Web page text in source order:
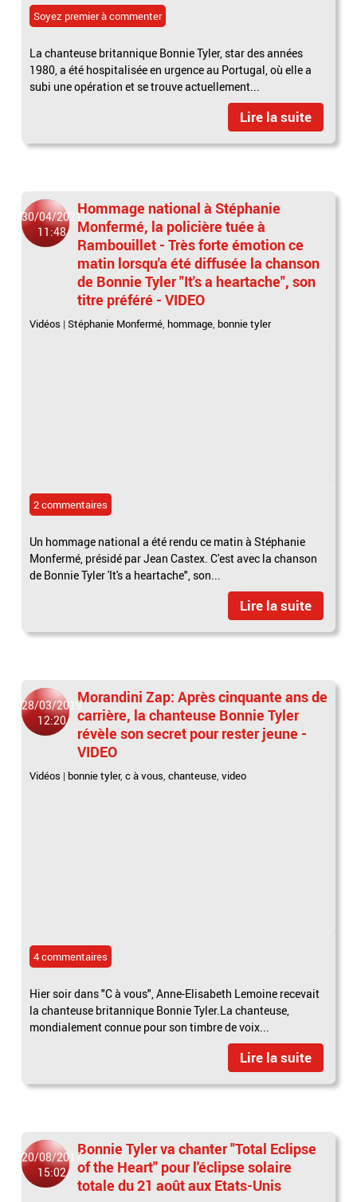
Soyez premier à commenter
La chanteuse britannique Bonnie Tyler, star des années
1980, a été hospitalisée en urgence au Portugal, où elle a
subi une opération et se trouve actuellement...
Lire la suite
30/04/2021
11:48
Hommage national à Stéphanie
Monfermé, la policière tuée à
Rambouillet - Très forte émotion ce
matin lorsqu'a été diffusée la chanson
de Bonnie Tyler "It's a heartache", son
titre préféré - VIDEO
Vidéos |Stéphanie Monfermé, hommage, bonnie tyler
2 commentaires
Un hommage national a été rendu ce matin à Stéphanie
Monfermé, présidé par Jean Castex. C'est avec la chanson
de Bonnie Tyler 'It's a heartache", son...
Lire la suite
28/03/2019
12:20
Morandini Zap: Après cinquante ans de
carrière, la chanteuse Bonnie Tyler
révèle son secret pour rester jeune -
VIDEO
Vidéos | bonnie tyler,c à vous,chanteuse,video
4 commentaires
Hier soir dans "C à vous", Anne-Elisabeth Lemoine recevait
la chanteuse britannique Bonnie Tyler.La chanteuse,
mondialement connue pour son timbre de voix...
Lire la suite
20/08/2017
15:02
Bonnie Tyler va chanter "Total Eclipse
of the Heart" pour l'éclipse solaire
totale du 21 août aux Etats-Unis